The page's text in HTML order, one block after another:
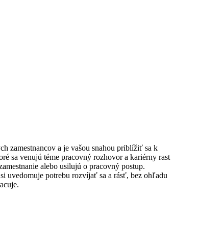
zamestnancov a je vašou snahou priblížiť sa k
sa venujú téme pracovný rozhovor a kariérny rast
alebo usilujú o pracovný postup.
uvedomuje potrebu rozvíjať sa a rásť, bez ohľadu